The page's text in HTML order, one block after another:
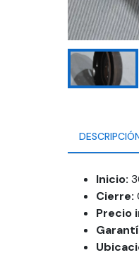
Inicio:
Cierre:
Precio